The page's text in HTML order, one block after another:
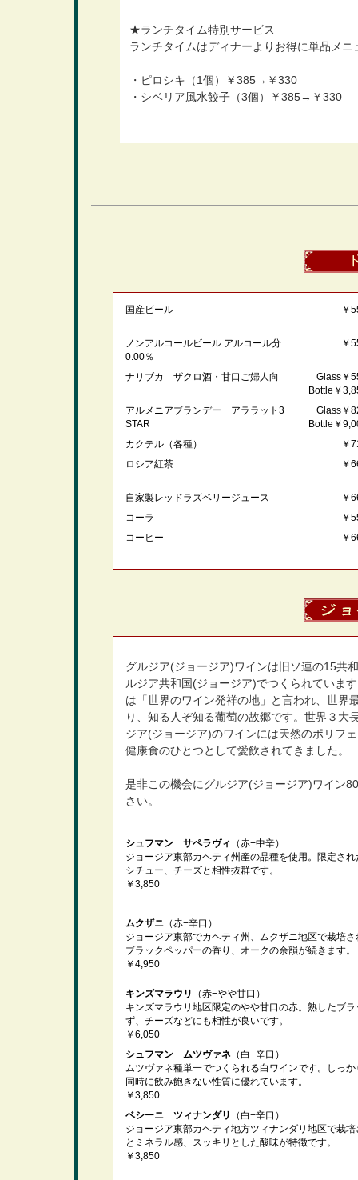
★ランチタイム特別サービス
ランチタイムはディナーよりお得に単品メ
・ピロシキ（1個）￥385→￥330
・シベリア風水餃子（3個）￥385→￥
国産ビール ￥
ノンアルコールビール アルコール分
0.00％
￥
ナリブカ ザクロ酒・甘口ご婦人向
Glass￥
Bottle￥
アルメニアブランデー アララット3
STAR
Glass￥
Bottle￥
カクテル（各種）
￥
ロシア紅茶
￥
自家製レッドラズベリージュース
￥
コーラ
￥
コーヒー
￥
グルジア(ジョージア)ワインは旧ソ連の15共
ルジア共和国(ジョージア)でつくられていま
は「世界のワイン発祥の地」と言われ、世界
り、知る人ぞ知る葡萄の故郷です。世界３大
ジア(ジョージア)のワインには天然のポリフ
健康食のひとつとして愛飲されてきました。
是非この機会にグルジア(ジョージア)ワイン
さい。
シュフマン サペラヴィ
（赤−中辛）
ジョージア東部カヘティ州産の品種を使用。限定さ
シチュー、チーズと相性抜群です。
￥3,850
ムクザニ （赤−辛口）
ジョージア東部でカヘティ州、ムクザニ地区で栽培
ブラックペッパーの香り、オークの余韻が続きます。
￥4,950
キンズマラウリ
（赤−やや甘口）
キンズマラウリ地区限定のやや甘口の赤。熟したブ
ず、チーズなどにも相性が良いです。
￥6,050
シュフマン ムツヴァネ （白−辛口）
ムツヴァネ種単一でつくられる白ワインです。しっ
同時に飲み飽きない性質に優れています。
￥3,850
ベシーニ ツィナンダリ
（白−辛口）
ジョージア東部カヘティ地方ツィナンダリ地区で栽
とミネラル感、スッキリとした酸味が特徴です。
￥3,850